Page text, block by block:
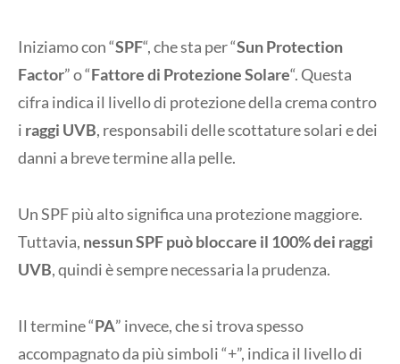
Iniziamo con “SPF“, che sta per “Sun Protection
Factor” o “Fattore di Protezione Solare“. Questa
cifra indica il livello di protezione della crema contro
i raggi UVB, responsabili delle scottature solari e dei
danni a breve termine alla pelle.
Un SPF più alto significa una protezione maggiore.
Tuttavia, nessun SPF può bloccare il 100% dei raggi
UVB, quindi è sempre necessaria la prudenza.
Il termine “PA” invece, che si trova spesso
accompagnato da più simboli “+”, indica il livello di